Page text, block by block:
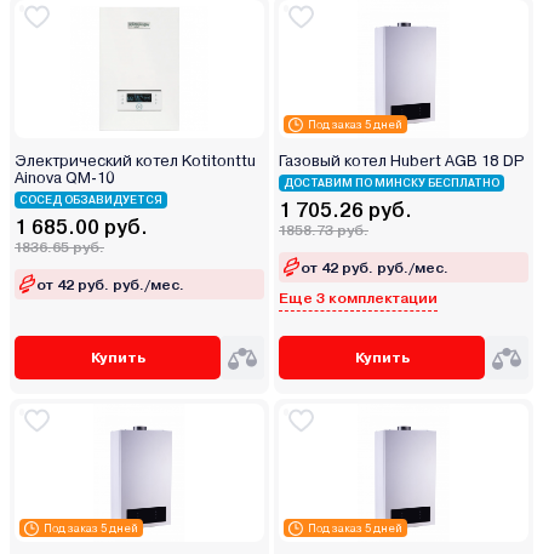
Электрический котел Kotitonttu
Ainova QM-10
СОСЕД ОБЗАВИДУЕТСЯ
1 685.00 руб.
1836.65 руб.
от 42 руб. руб./мес.
Купить
Под заказ 5 дней
Газовый котел Hubert AGB 18 DP
ДОСТАВИМ ПО МИНСКУ БЕСПЛАТНО
1 705.26 руб.
1858.73 руб.
от 42 руб. руб./мес.
Еще 3 комплектации
Купить
Под заказ 5 дней Под заказ 5 дней